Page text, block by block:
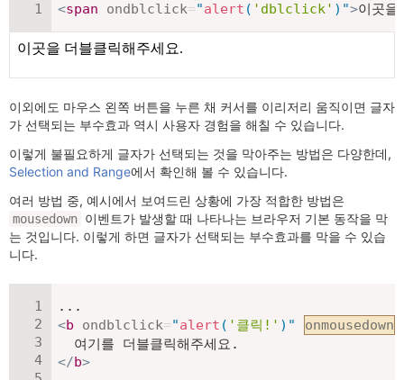
<span ondblclick="alert ( 'dblclick' ) ">이곳
이외에도 마우스 왼쪽 버튼을 누른 채 커서를 이리저리 움직이면 글자
가 선택되는 부수효과 역시 사용자 경험을 해칠 수 있습니다.
이렇게 불필요하게 글자가 선택되는 것을 막아주는 방법은 다양한데,
Selection and Range에서 확인해 볼 수 있습니다.
여러 방법 중, 예시에서 보여드린 상황에 가장 적합한 방법은
mousedown 이벤트가 발생할 때 나타나는 브라우저 기본 동작을 막
는 것입니다. 이렇게 하면 글자가 선택되는 부수효과를 막을 수 있습
니다.
<b ondblclick="alert ( '클릭!' ) " onmousedown
</b>